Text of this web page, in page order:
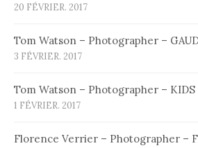
20 FÉVRIER. 2017
Tom Watson – Photographer –
3 FÉVRIER. 2017
Tom Watson – Photographer – KIDS
1 FÉVRIER. 2017
Florence Verrier – Photographer –